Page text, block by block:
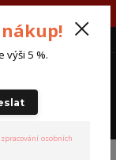
CZK
výši 5 %.
osobních